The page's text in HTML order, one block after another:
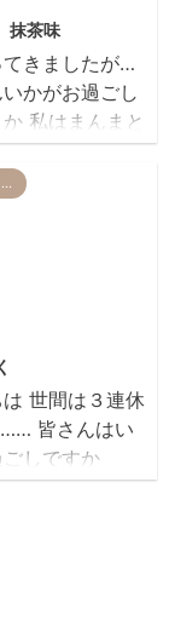
茶味
てきましたが…
かがお過ごし
私はまんまと
ました笑 毛布
がらずに 早め
スですよね い
冷凍庫は幸せ
す。。。 特別
ゃいましょう
…
世間は３連休
皆さんはい
しですか
こちらＲＥＩ